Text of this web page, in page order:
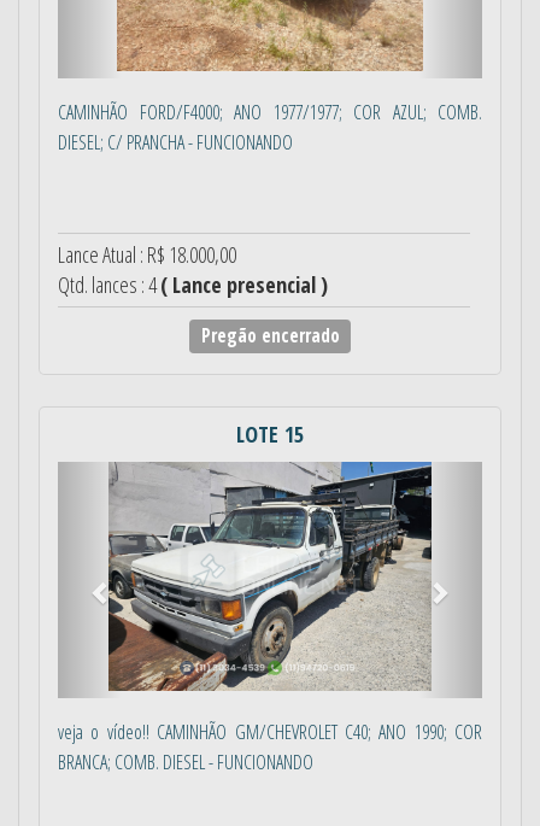
CAMINHÃO FORD/F4000; ANO 1977/1977; COR AZUL; COMB.
DIESEL; C/ PRANCHA - FUNCIONANDO
Lance Atual : R$ 18.000,00
Qtd. lances : 4( Lance presencial )
Pregão encerrado
LOTE 15
Anterior
veja o vídeo!! CAMINHÃO GM/CHEVROLET C40; ANO 1990; COR
BRANCA; COMB. DIESEL - FUNCIONANDO